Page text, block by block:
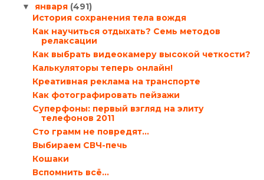
▼ января (491)
История сохранения тела вождя
Как научиться отдыхать? Семь методов
релаксации
Как выбрать видеокамеру высокой четкости?
Калькуляторы теперь онлайн!
Креативная реклама на транспорте
Как фотографировать пейзажи
Суперфоны: первый взгляд на элиту
телефонов 2011
Сто грамм не повредят…
Выбираем СВЧ-печь
Кошаки
Вспомнить всё...